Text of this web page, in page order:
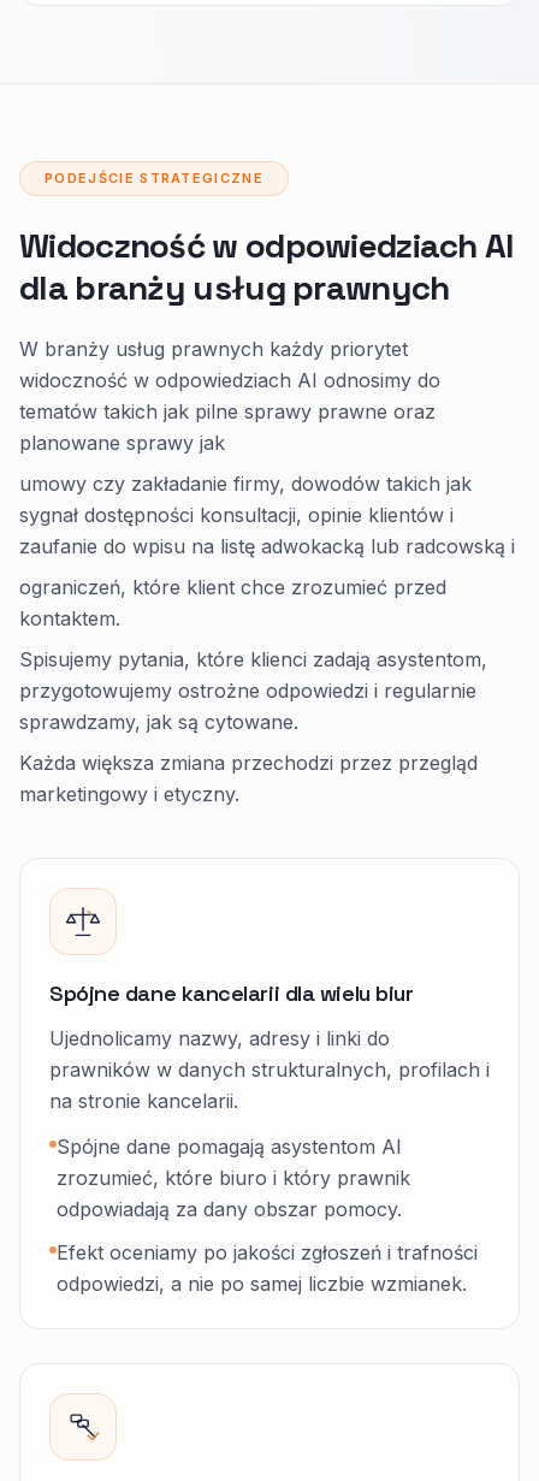
PODEJŚCIE STRATEGICZNE
Widoczność w odpowiedziach AI
dla branży usług prawnych
W branży usług prawnych każdy priorytet
widoczność w odpowiedziach AI odnosimy do
tematów takich jak pilne sprawy prawne oraz
planowane sprawy jak
umowy czy zakładanie firmy, dowodów takich jak
sygnał dostępności konsultacji, opinie klientów i
zaufanie do wpisu na listę adwokacką lub radcowską i
ograniczeń, które klient chce zrozumieć przed
kontaktem.
Spisujemy pytania, które klienci zadają asystentom,
przygotowujemy ostrożne odpowiedzi i regularnie
sprawdzamy, jak są cytowane.
Każda większa zmiana przechodzi przez przegląd
marketingowy i etyczny.
Spójne dane kancelarii dla wielu biur
Ujednolicamy nazwy, adresy i linki do
prawników w danych strukturalnych, profilach i
na stronie kancelarii.
Spójne dane pomagają asystentom AI
zrozumieć, które biuro i który prawnik
odpowiadają za dany obszar pomocy.
Efekt oceniamy po jakości zgłoszeń i trafności
odpowiedzi, a nie po samej liczbie wzmianek.